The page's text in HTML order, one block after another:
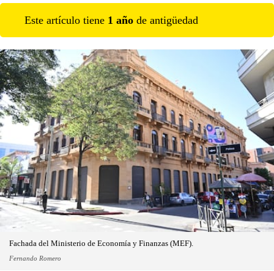
Este artículo tiene 1 año de antigüedad
Fachada del Ministerio de Economía y Finanzas (MEF).
Fernando Romero